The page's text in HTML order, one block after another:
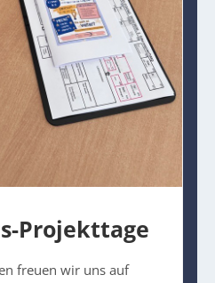
Projekttage
freuen wir uns auf